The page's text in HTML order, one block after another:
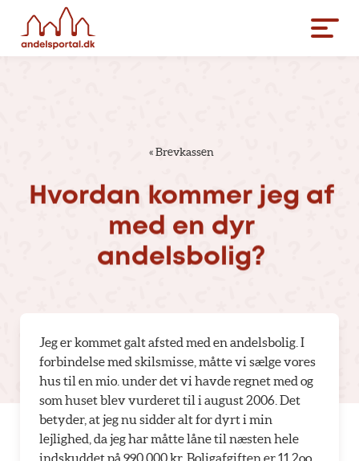
«Brevkassen
Hvordan kommer jeg af
med en dyr
andelsbolig?
Jeg er kommet galt afsted med en andelsbolig. I
forbindelse med skilsmisse, måtte vi sælge vores
hus til en mio. under det vi havde regnet med og
som huset blev vurderet til i august 2006. Det
betyder, at jeg nu sidder alt for dyrt i min
lejlighed, da jeg har måtte låne til næsten hele
indskuddet på 990.000 kr. Boligafgiften er 11.2oo